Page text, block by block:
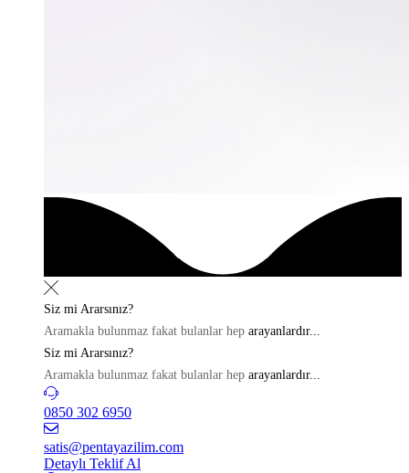
Siz mi Ararsınız?
Aramakla bulunmaz fakat bulanlar hep arayanlardır...
Siz mi Ararsınız?
Aramakla bulunmaz fakat bulanlar hep arayanlardır...
0850 302 6950
satis@pentayazilim.com
Detaylı Teklif Al